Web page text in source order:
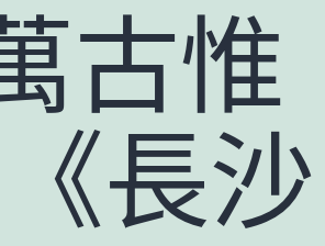
古惟
長沙